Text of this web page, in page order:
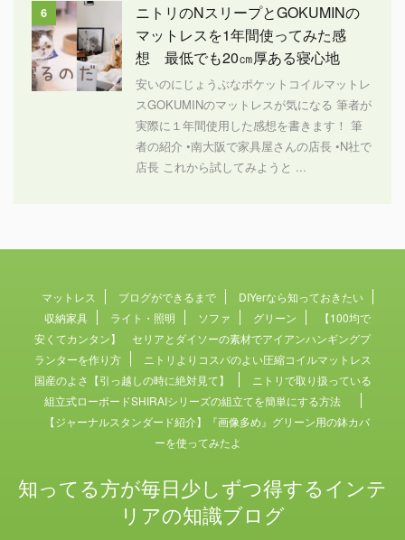
6
ニトリのNスリープとGOKUMINの
マットレスを1年間使ってみた感
想 最低でも20㎝厚ある寝心地
安いのにじょうぶなポケットコイルマットレ
スGOKUMINのマットレスが気になる 筆者が
実際に１年間使用した感想を書きます！ 筆
者の紹介 •南大阪で家具屋さんの店長 •N社で
店長 これから試してみようと ...
マットレス ブログができるまで
DIYerなら知っておきたい
収納家具
ライト・照明 ソファ グリーン
【100均で
安くてカンタン】 セリアとダイソーの素材でアイアンハンギングプ
ランターを作り方
ニトリよりコスパのよい圧縮コイルマットレス
国産のよさ【引っ越しの時に絶対見て】
ニトリで取り扱っている
組立式ローボードSHIRAIシリーズの組立てを簡単にする方法
【ジャーナルスタンダード紹介】『画像多め』グリーン用の鉢カバ
ーを使ってみたよ
知ってる方が毎日少しずつ得するインテ
リアの知識ブログ